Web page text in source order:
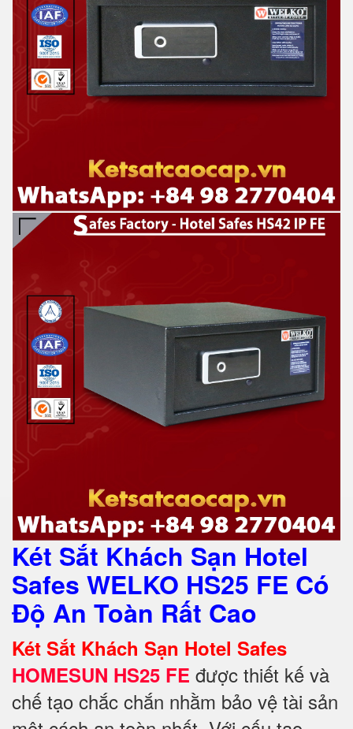
Két Sắt Khách Sạn Hotel
Safes WELKO HS25 FE Có
Độ An Toàn Rất Cao
Két Sắt Khách Sạn Hotel Safes
HOMESUN HS25 FE được thiết kế và
chế tạo chắc chắn nhằm bảo vệ tài sản